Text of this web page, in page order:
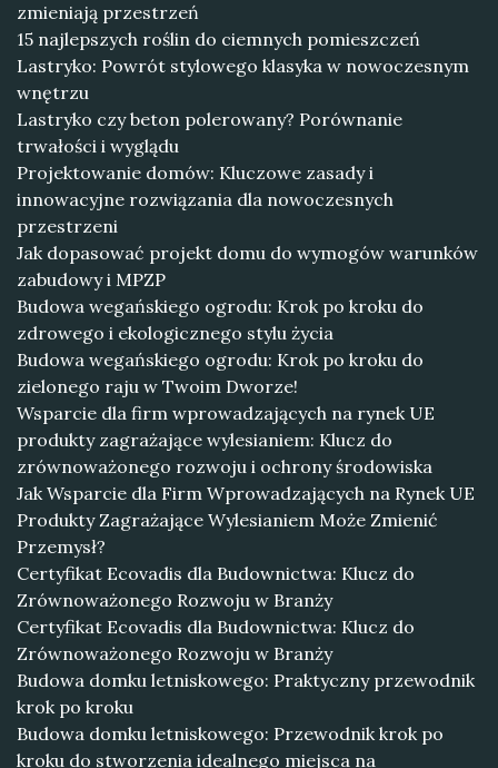
zmieniają przestrzeń
15 najlepszych roślin do ciemnych pomieszczeń
Lastryko: Powrót stylowego klasyka w nowoczesnym
wnętrzu
Lastryko czy beton polerowany? Porównanie
trwałości i wyglądu
Projektowanie domów: Kluczowe zasady i
innowacyjne rozwiązania dla nowoczesnych
przestrzeni
Jak dopasować projekt domu do wymogów warunków
zabudowy i MPZP
Budowa wegańskiego ogrodu: Krok po kroku do
zdrowego i ekologicznego stylu życia
Budowa wegańskiego ogrodu: Krok po kroku do
zielonego raju w Twoim Dworze!
Wsparcie dla firm wprowadzających na rynek UE
produkty zagrażające wylesianiem: Klucz do
zrównoważonego rozwoju i ochrony środowiska
Jak Wsparcie dla Firm Wprowadzających na Rynek UE
Produkty Zagrażające Wylesianiem Może Zmienić
Przemysł?
Certyfikat Ecovadis dla Budownictwa: Klucz do
Zrównoważonego Rozwoju w Branży
Certyfikat Ecovadis dla Budownictwa: Klucz do
Zrównoważonego Rozwoju w Branży
Budowa domku letniskowego: Praktyczny przewodnik
krok po kroku
Budowa domku letniskowego: Przewodnik krok po
kroku do stworzenia idealnego miejsca na